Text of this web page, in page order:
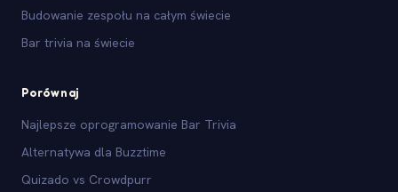
Budowanie zespołu na całym świecie
Bar trivia na świecie
Porównaj
Najlepsze oprogramowanie Bar Trivia
Alternatywa dla Buzztime
Quizado vs Crowdpurr